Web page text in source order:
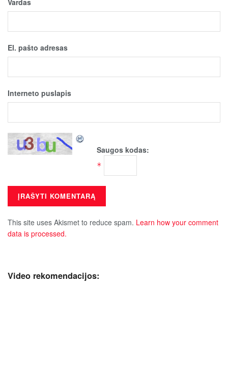
El. pašto adresas
Interneto puslapis
Saugos kodas:
*
This site uses Akismet to reduce spam. Learn how your comment
data is processed.
Video rekomendacijos: